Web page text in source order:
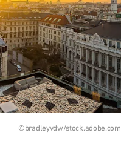
Grundstücksankauf
Top Links
Quartiersentwicklung
©bradleyvdw/stock.adobe.com